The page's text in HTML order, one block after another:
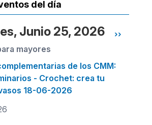
del día
Junio 25, 2026
››
mayores
de los CMM:
- Crochet: crea tu
18-06-2026